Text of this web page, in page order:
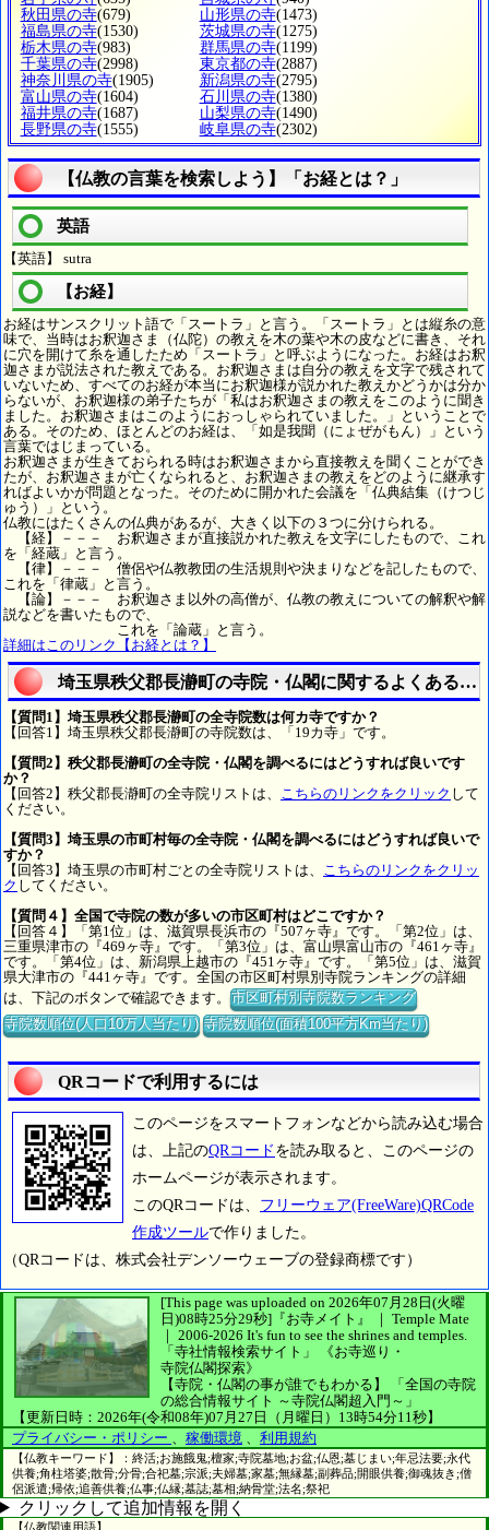
秋田県の寺(679) 山形県の寺(1473)
福島県の寺(1530) 茨城県の寺(1275)
栃木県の寺(983) 群馬県の寺(1199)
千葉県の寺(2998) 東京都の寺(2887)
神奈川県の寺(1905) 新潟県の寺(2795)
富山県の寺(1604) 石川県の寺(1380)
福井県の寺(1687) 山梨県の寺(1490)
長野県の寺(1555) 岐阜県の寺(2302)
【仏教の言葉を検索しよう】「お経とは？」
英語
【英語】 sutra
【お経】
お経はサンスクリット語で「スートラ」と言う。「スートラ」とは縦糸の意
味で、当時はお釈迦さま（仏陀）の教えを木の葉や木の皮などに書き、それ
に穴を開けて糸を通したため「スートラ」と呼ぶようになった。お経はお釈
迦さまが説法された教えである。お釈迦さまは自分の教えを文字で残されて
いないため、すべてのお経が本当にお釈迦様が説かれた教えかどうかは分か
らないが、お釈迦様の弟子たちが「私はお釈迦さまの教えをこのように聞き
ました。お釈迦さまはこのようにおっしゃられていました。」ということで
ある。そのため、ほとんどのお経は、「如是我聞（にょぜがもん）」という
言葉ではじまっている。
お釈迦さまが生きておられる時はお釈迦さまから直接教えを聞くことができ
たが、お釈迦さまが亡くなられると、お釈迦さまの教えをどのように継承す
ればよいかが問題となった。そのために開かれた会議を「仏典結集（けつじ
ゅう）」という。
仏教にはたくさんの仏典があるが、大きく以下の３つに分けられる。
【経】－－－ お釈迦さまが直接説かれた教えを文字にしたもので、これ
を「経蔵」と言う。
【律】－－－ 僧侶や仏教教団の生活規則や決まりなどを記したもので、
これを「律蔵」と言う。
【論】－－－ お釈迦さま以外の高僧が、仏教の教えについての解釈や解
説などを書いたもので、
これを「論蔵」と言う。
詳細はこのリンク【お経とは？】
埼玉県秩父郡長瀞町の寺院・仏閣に関するよくある質
【質問1】埼玉県秩父郡長瀞町の全寺院数は何カ寺ですか？
【回答1】埼玉県秩父郡長瀞町の寺院数は、「19カ寺」です。
【質問2】秩父郡長瀞町の全寺院・仏閣を調べるにはどうすれば良いです
か？
【回答2】秩父郡長瀞町の全寺院リストは、
こちらのリンクをクリック して
ください。
【質問3】埼玉県の市町村毎の全寺院・仏閣を調べるにはどうすれば良いで
すか？
【回答3】埼玉県の市町村ごとの全寺院リストは、
こちらのリンクをクリッ
ク してください。
【質問４】全国で寺院の数が多いの市区町村はどこですか？
【回答４】「第1位」は、滋賀県長浜市の『507ヶ寺』です。「第2位」は、
三重県津市の『469ヶ寺』です。「第3位」は、富山県富山市の『461ヶ寺』
です。「第4位」は、新潟県上越市の『451ヶ寺』です。「第5位」は、滋賀
県大津市の『441ヶ寺』です。全国の市区町村県別寺院ランキングの詳細
は、下記のボタンで確認できます。市区町村別寺院数ランキング
寺院数順位(人口10万人当たり) 寺院数順位(面積100平方Km当たり)
QRコードで利用するには
このページをスマートフォンなどから読み込む場合
は、上記のQRコード を読み取ると、このページの
ホームページが表示されます。
このQRコードは、 フリーウェア(FreeWare)QRCode
作成ツールで作りました。
（QRコードは、株式会社デンソーウェーブの登録商標です）
[This page was uploaded on 2026年07月28日(火曜
日)08時25分29秒] 『お寺メイト』 ｜ Temple Mate
｜ 2006-2026 It's fun to see the shrines and temples.
「寺社情報検索サイト」
《お寺巡り・
寺院仏閣探索》
【寺院・仏閣の事が誰でもわかる】
「全国の寺院
の総合情報サイト ～寺院仏閣超入門～」
【更新日時：2026年(令和08年)07月27日（月曜日）13時54分11秒】
プライバシー・ポリシー
稼働環境 利用規約
【仏教キーワード】：終活;お施餓鬼;檀家;寺院墓地;お盆;仏恩;墓じまい;年忌法要;永代
供養;角柱塔婆;散骨;分骨;合祀墓;宗派;夫婦墓;家墓;無縁墓;副葬品;開眼供養;御魂抜き;僧
侶派遣;帰依;追善供養;仏事;仏縁;墓誌;墓相;納骨堂;法名;祭祀
クリックして追加情報を開く
【仏教関連用語】